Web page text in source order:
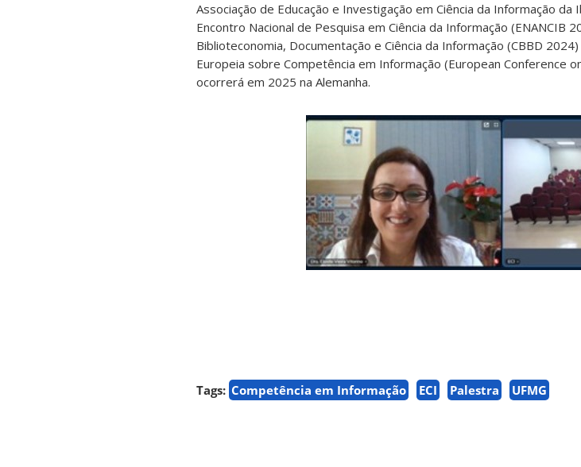
Associação de Educação e Investigação em Ciência da Informação da
Encontro Nacional de Pesquisa em Ciência da Informação (ENANCIB
Biblioteconomia, Documentação e Ciência da Informação (CBBD
Europeia sobre Competência em Informação (European Conference
ocorrerá em 2025 na Alemanha.
Tags: Competência em Informação ECI Palestra UFMG